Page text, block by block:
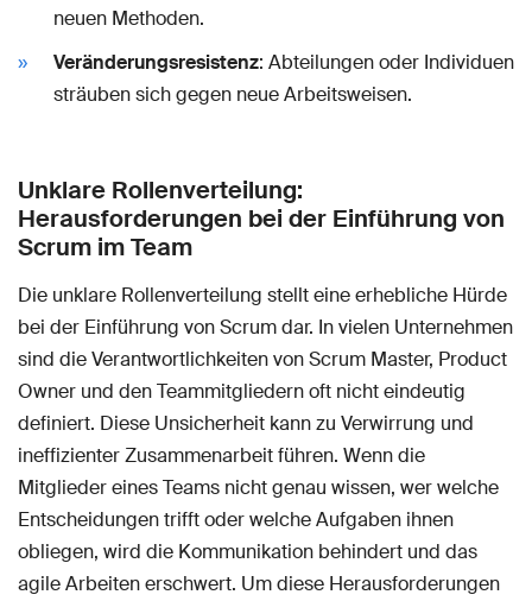
neuen Methoden.
Veränderungsresistenz: Abteilungen oder Individuen
sträuben sich gegen neue Arbeitsweisen.
Unklare Rollenverteilung:
Herausforderungen bei der Einführung von
Scrum im Team
Die unklare Rollenverteilung stellt eine erhebliche Hürde
bei der Einführung von Scrum dar. In vielen Unternehmen
sind die Verantwortlichkeiten von Scrum Master, Product
Owner und den Teammitgliedern oft nicht eindeutig
definiert. Diese Unsicherheit kann zu Verwirrung und
ineffizienter Zusammenarbeit führen. Wenn die
Mitglieder eines Teams nicht genau wissen, wer welche
Entscheidungen trifft oder welche Aufgaben ihnen
obliegen, wird die Kommunikation behindert und das
agile Arbeiten erschwert. Um diese Herausforderungen